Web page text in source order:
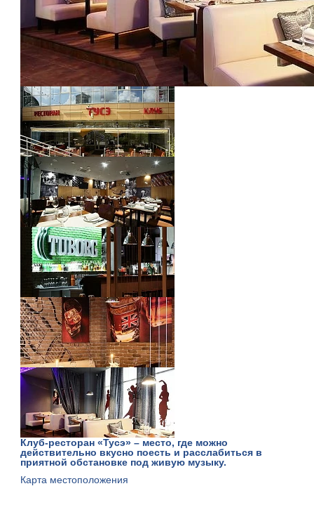
Клуб-ресторан «Тусэ» – место, где можно
действительно вкусно поесть и расслабиться в
приятной обстановке под живую музыку.
Карта местоположения